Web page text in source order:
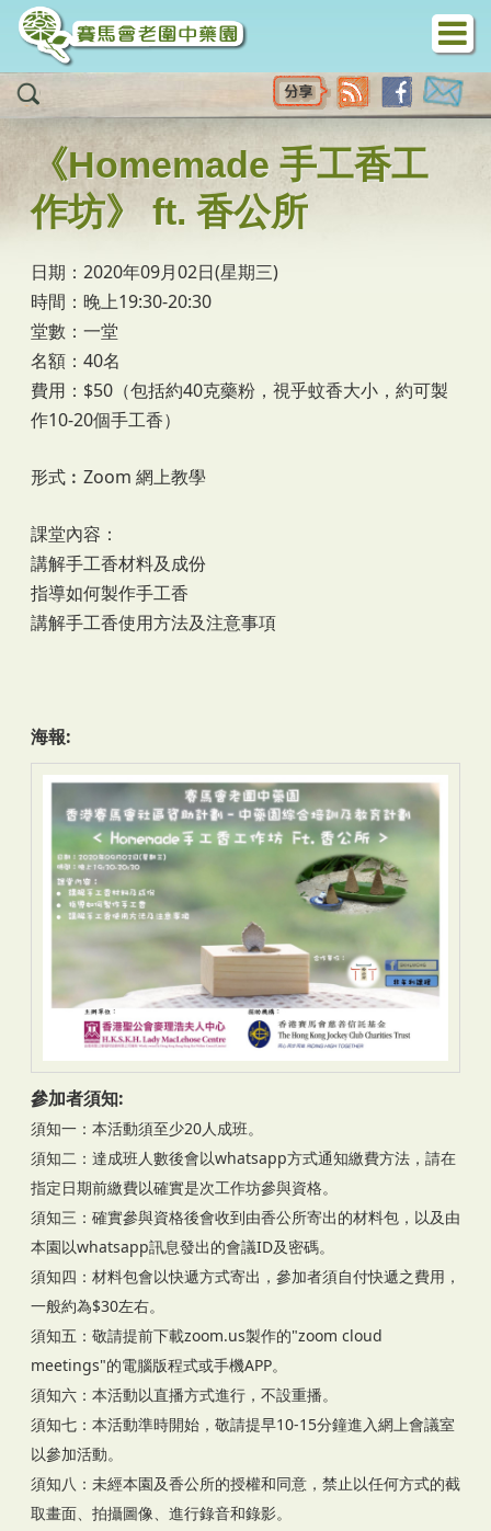
移至主內容
《Homemade 手工香工
作坊》 ft. 香公所
日期：2020年09月02日(星期三)
時間：晚上19:30-20:30
堂數：一堂
名額：40名
費用：$50（包括約40克藥粉，視乎蚊香大小，約可製
作10-20個手工香）
形式︰Zoom 網上教學
課堂內容：
講解手工香材料及成份
指導如何製作手工香
講解手工香使用方法及注意事項
海報:
參加者須知:
須知一：本活動須至少20人成班。
須知二：達成班人數後會以whatsapp方式通知繳費方法，請在
指定日期前繳費以確實是次工作坊參與資格。
須知三：確實參與資格後會收到由香公所寄出的材料包，以及由
本園以whatsapp訊息發出的會議ID及密碼。
須知四：材料包會以快遞方式寄出，參加者須自付快遞之費用，
一般約為$30左右。
須知五：敬請提前下載zoom.us製作的"zoom cloud
meetings"的電腦版程式或手機APP。
須知六：本活動以直播方式進行，不設重播。
須知七：本活動準時開始，敬請提早10-15分鐘進入網上會議室
以參加活動。
須知八：未經本園及香公所的授權和同意，禁止以任何方式的截
取畫面、拍攝圖像、進行錄音和錄影。